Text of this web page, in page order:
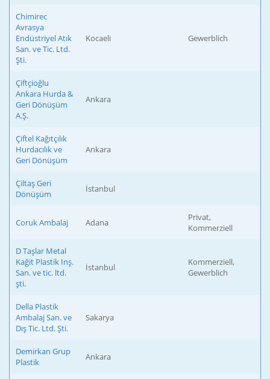
Chimirec
Avrasya
Endüstriyel Atık
San. ve Tic. Ltd.
Şti.
Kocaeli Gewerblich
Çiftçioğlu
Ankara Hurda &
Geri Dönüşüm
A.Ş.
Ankara
Çiftel Kağıtçılık
Hurdacılık ve
Geri Dönüşüm
Ankara
Çiltaş Geri
Dönüşüm
İstanbul
Coruk Ambalaj Adana
Privat,
Kommerziell
D Taşlar Metal
Kağit Plastik Inş.
San. ve tic. ltd.
şti.
İstanbul
Kommerziell,
Gewerblich
Della Plastik
Ambalaj San. ve
Dış Tic. Ltd. Şti.
Sakarya
Demirkan Grup
Plastik
Ankara